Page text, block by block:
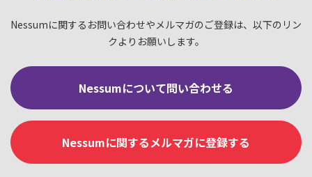
Nessumに関するお問い合わせやメルマガのご登録は、以下のリン
クよりお願いします。
Nessumについて問い合わせる
Nessumに関するメルマガに登録する